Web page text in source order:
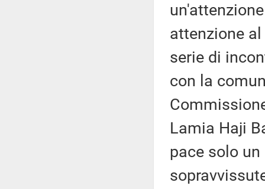
attenzione
serie di
con la
Lamia Haji
pace solo un